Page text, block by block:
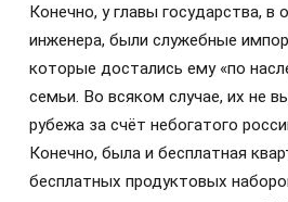
Конечно, у главы государства, в
инженера, были служебные
которые достались ему «по
семьи. Во всяком случае, их не
рубежа за счёт небогатого
Конечно, была и бесплатная
бесплатных продуктовых